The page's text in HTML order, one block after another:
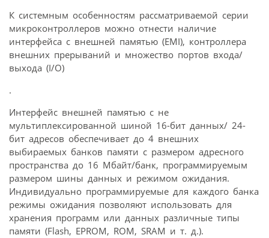
К системным особенностям рассматриваемой серии
микроконтроллеров можно отнести наличие
интерфейса с внешней памятью (EMI), контроллера
внешних прерываний и множество портов входа/
выхода (I/O)
.
Интерфейс внешней памятью c не
мультиплексированной шиной 16-бит данных/ 24-
бит адресов обеспечивает до 4 внешних
выбираемых банков памяти с размером адресного
пространства до 16 Мбайт/банк, программируемым
размером шины данных и режимом ожидания.
Индивидуально программируемые для каждого банка
режимы ожидания позволяют использовать для
хранения программ или данных различные типы
памяти (Flash, EPROM, ROM, SRAM и т. д.).